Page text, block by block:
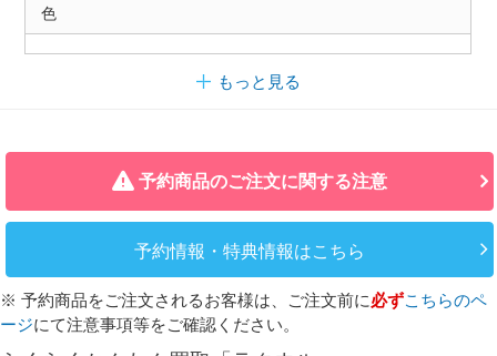
色
もっと見る
予約商品のご注文に関する注意
予約情報・特典情報はこちら
※ 予約商品をご注文されるお客様は、ご注文前に必ずこちらのペ
ージにて注意事項等をご確認ください。